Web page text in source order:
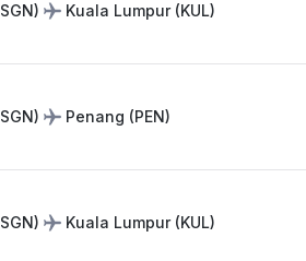
SGN) Kuala Lumpur(KUL)
SGN) Penang (PEN)
SGN) Kuala Lumpur(KUL)